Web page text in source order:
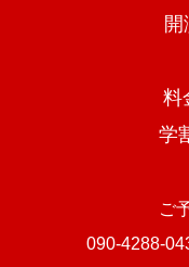
料
学
ご
090-4288-